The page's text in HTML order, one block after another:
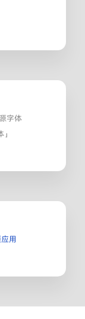
字体
用